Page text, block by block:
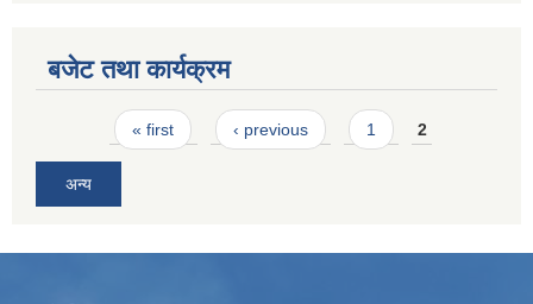
बजेट तथा कार्यक्रम
Pages« first ‹ previous 1 2
अन्य